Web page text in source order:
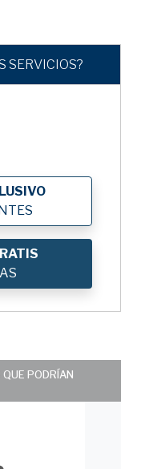
SERVICIOS?
QUE PODRÍAN